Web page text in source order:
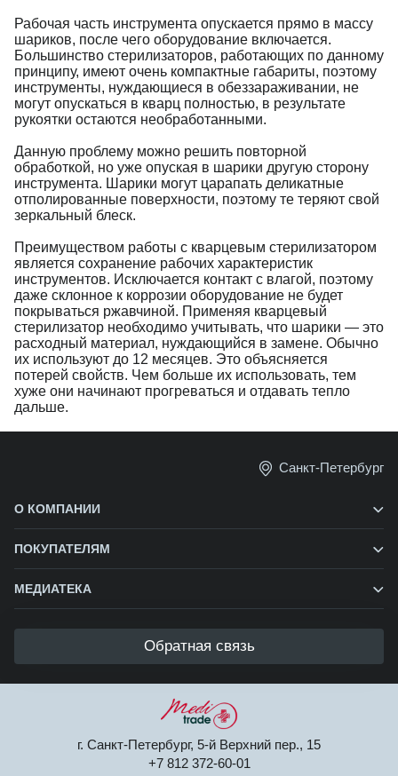
Рабочая часть инструмента опускается прямо в массу
шариков, после чего оборудование включается.
Большинство стерилизаторов, работающих по данному
принципу, имеют очень компактные габариты, поэтому
инструменты, нуждающиеся в обеззараживании, не
могут опускаться в кварц полностью, в результате
рукоятки остаются необработанными.
Данную проблему можно решить повторной
обработкой, но уже опуская в шарики другую сторону
инструмента. Шарики могут царапать деликатные
отполированные поверхности, поэтому те теряют свой
зеркальный блеск.
Преимуществом работы с кварцевым стерилизатором
является сохранение рабочих характеристик
инструментов. Исключается контакт с влагой, поэтому
даже склонное к коррозии оборудование не будет
покрываться ржавчиной. Применяя кварцевый
стерилизатор необходимо учитывать, что шарики — это
расходный материал, нуждающийся в замене. Обычно
их используют до 12 месяцев. Это объясняется
потерей свойств. Чем больше их использовать, тем
хуже они начинают прогреваться и отдавать тепло
дальше.
Санкт-Петербург
О КОМПАНИИ
ПОКУПАТЕЛЯМ
МЕДИАТЕКА
Обратная связь
г. Санкт-Петербург, 5-й Верхний пер., 15
+7 812 372-60-01